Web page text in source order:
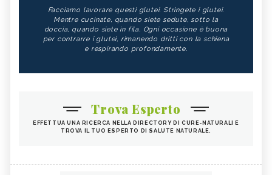
Facciamo lavorare questi glutei. Stringete i glutei.
Mentre cucinate, quando siete sedute, sotto la
doccia, quando siete in fila. Ogni occasione è buona
per contrarre i glutei, rimanendo dritti con la schiena
e respirando profondamente.
Trova Esperto
EFFETTUA UNA RICERCA NELLA DIRECTORY DI CURE-NATURALI E
TROVA IL TUO ESPERTO DI SALUTE NATURALE.